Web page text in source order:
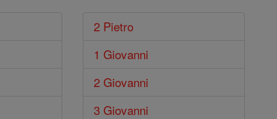
2 Pietro
1 Giovanni
2 Giovanni
3 Giovanni